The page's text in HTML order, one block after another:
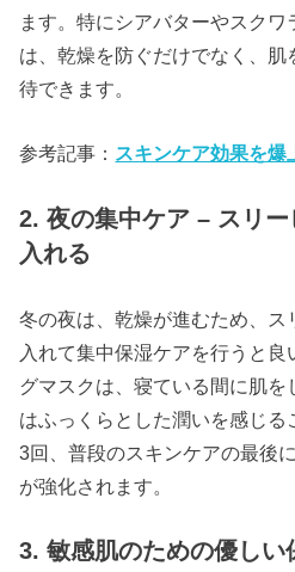
ます。特にシアバターやスクワ
は、乾燥を防ぐだけでなく、肌
待できます。
参考記事： スキンケア効果を爆
2. 夜の集中ケア – スリ
入れる
冬の夜は、乾燥が進むため、ス
入れて集中保湿ケアを行うと
グマスクは、寝ている間に肌を
はふっくらとした潤いを感じ
3回、普段のスキンケアの最後
が強化されます。
3. 敏感肌のための優しい